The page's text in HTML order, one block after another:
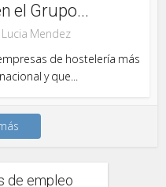
el Grupo...
Lucia Mendez
de hostelería más
y que...
de empleo